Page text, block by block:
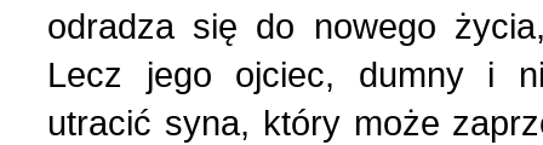
odradza się do nowego
Lecz jego ojciec, dumny i
utracić syna, który może